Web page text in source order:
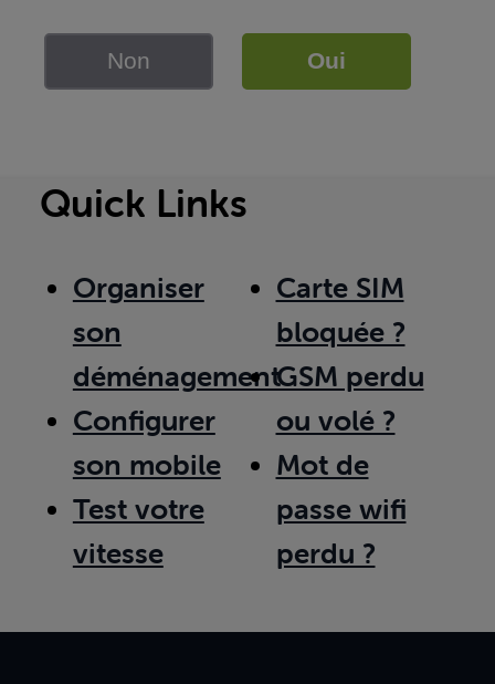
Non Oui
Quick Links
Organiser
son
déménagement
Configurer
son mobile
Test votre
vitesse
Carte SIM
bloquée ?
GSM perdu
ou volé ?
Mot de
passe wifi
perdu ?